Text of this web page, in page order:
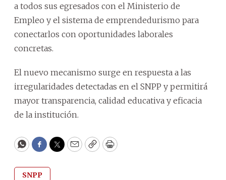
a todos sus egresados con el Ministerio de
Empleo y el sistema de emprendedurismo para
conectarlos con oportunidades laborales
concretas.
El nuevo mecanismo surge en respuesta a las
irregularidades detectadas en el SNPP y permitirá
mayor transparencia, calidad educativa y eficacia
de la institución.
WhatsApp
Facebook
Twitter
EmailCopyPrint
SNPP